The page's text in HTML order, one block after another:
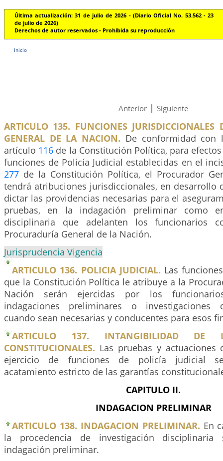
Última actualización: 31 de julio de 2026 - (Diario Oficial No. 53.562 - 23
de julio de 2026)
Derechos de autor reservados - Prohibida su reproducción
Inicio
Anterior | Siguiente
ARTICULO 135. FUNCIONES JURISDICCIONALES
GENERAL DE LA NACION. De conformidad con
artículo 116 de la Constitución Política, para
funciones de Policía Judicial establecidas en el
277 de la Constitución Política, el Procurador
tendrá atribuciones jurisdiccionales, en desarrollo
dictar las providencias necesarias para el
pruebas, en la indagación preliminar como
disciplinaria que adelanten los funcionarios
Procuraduría General de la Nación.
Jurisprudencia Vigencia
ARTICULO 136. POLICIA JUDICIAL. Las
que la Constitución Política le atribuye a la
Nación serán ejercidas por los
indagaciones preliminares o investigaciones
cuando sean necesarias y conducentes para esos
ARTICULO 137. INTANGIBILIDAD DE
CONSTITUCIONALES. Las pruebas y actuaciones
ejercicio de funciones de policía judicial
acatamiento estricto de las garantías
CAPITULO II.
INDAGACION PRELIMINAR
ARTICULO 138. INDAGACION PRELIMINAR. En
la procedencia de investigación
indagación preliminar.